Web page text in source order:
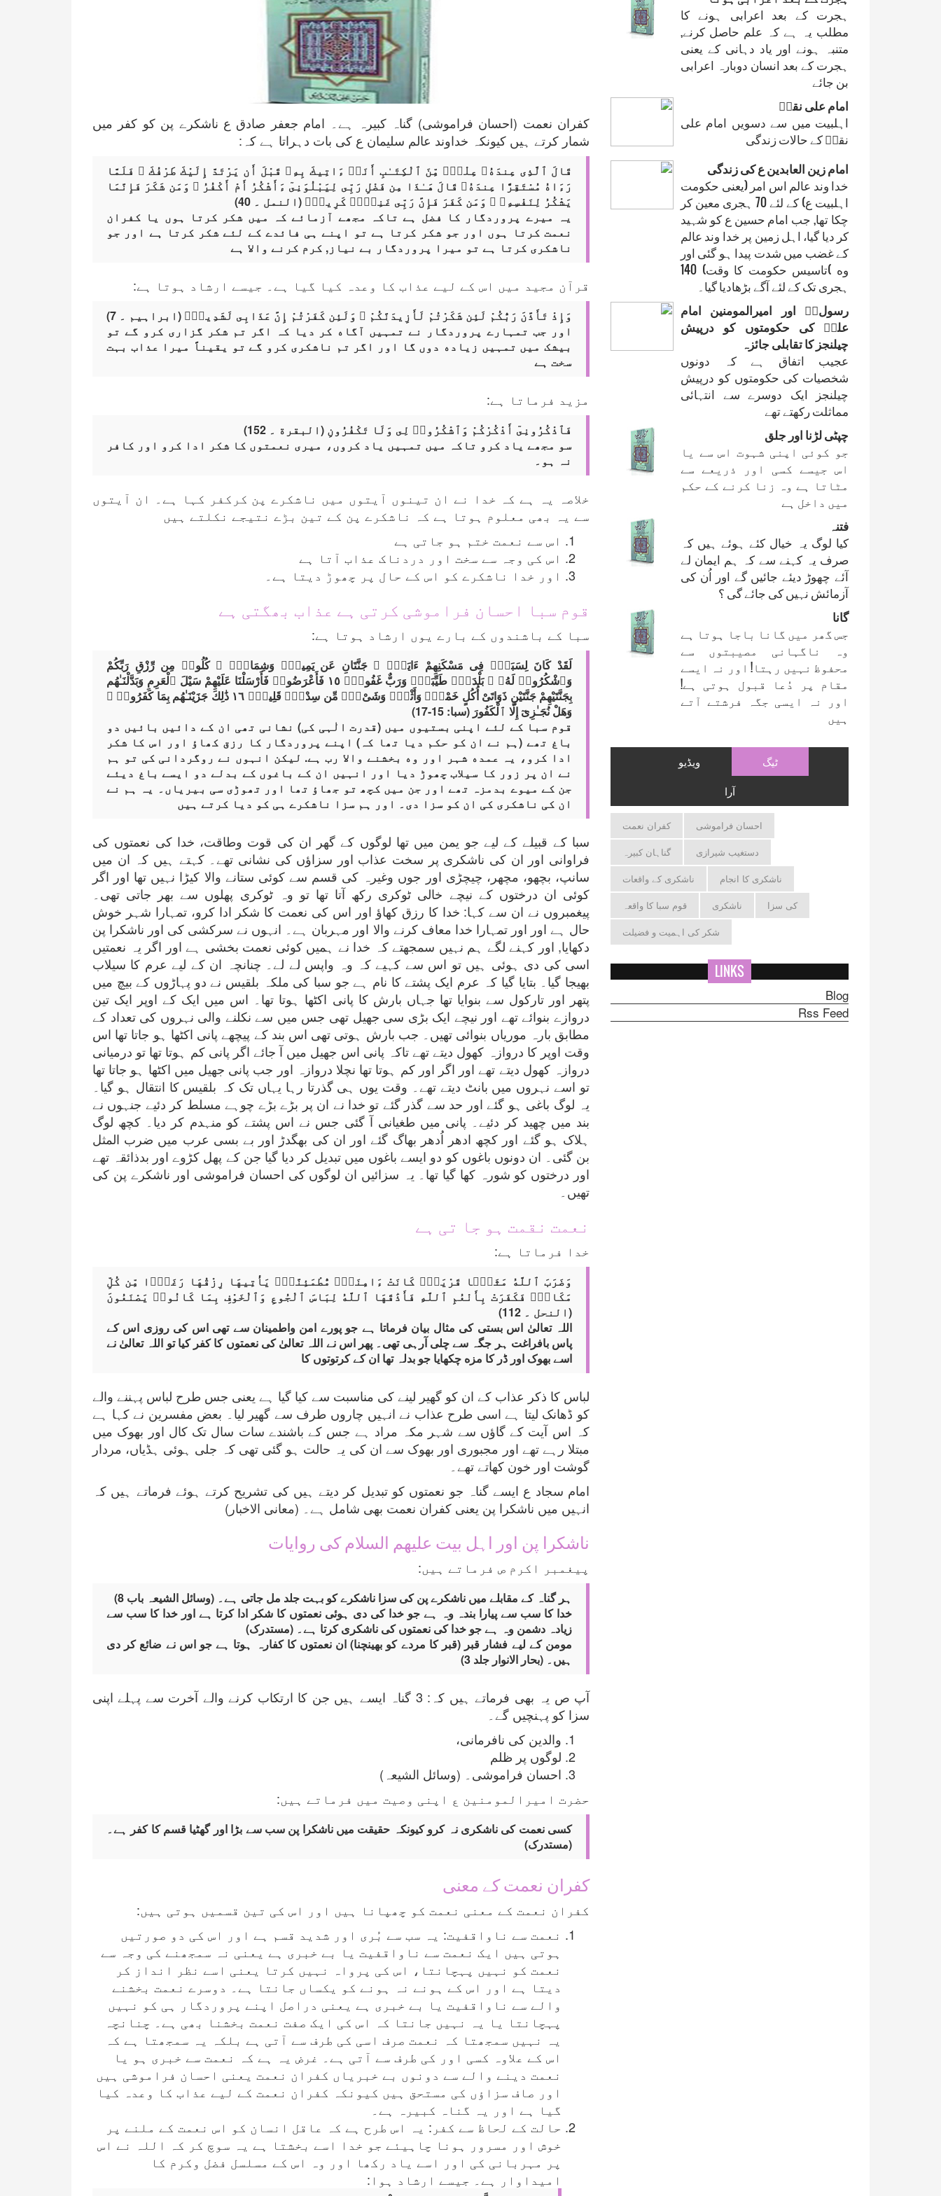
کفران نعمت (احسان فراموشی) گناہ کبیرہ ہے۔ امام جعفر صادق ع ناشکرے پن کو کفر میں
شمار کرتے ہیں کیونکہ خداوند عالم سلیمان ع کی بات دہراتا ہے کہ:
قَالَ ٱلَّذِى عِندَهُۥ عِلْمٌۭ مِّنَ ٱلْكِتَـٰبِ أَنَا۠ ءَاتِيكَ بِهِۦ قَبْلَ أَن يَرْتَدَّ إِلَيْكَ طَرْفُكَ ۚ فَلَمَّا
رَءَاهُ مُسْتَقِرًّا عِندَهُۥ قَالَ هَـٰذَا مِن فَضْلِ رَبِّى لِيَبْلُوَنِىٓ ءَأَشْكُرُ أَمْ أَكْفُرُ ۖ وَمَن شَكَرَ فَإِنَّمَا
يَشْكُرُ لِنَفْسِهِۦ ۖ وَمَن كَفَرَ فَإِنَّ رَبِّى غَنِىٌّۭ كَرِيمٌۭ (النمل ۔ 40)
یہ میرے پروردگار کا فضل ہے تاکہ مجھے آزمائے کہ میں شکر کرتا ہوں یا کفران
نعمت کرتا ہوں اور جو شکر کرتا ہے تو اپنے ہی فائدے کے لئے شکر کرتا ہے اور جو
ناشکری کرتا ہے تو میرا پروردگار بے نیاز, کرم کرنے والا ہے
قرآن مجید میں اس کے لیے عذاب کا وعدہ کیا گیا ہے۔ جیسے ارشاد ہوتا ہے:
وَإِذْ تَأَذَّنَ رَبُّكُمْ لَئِن شَكَرْتُمْ لَأَزِيدَنَّكُمْ ۖ وَلَئِن كَفَرْتُمْ إِنَّ عَذَابِى لَشَدِيدٌۭ (ابراہیم ۔ 7)
اور جب تمہارے پروردگار نے تمہیں آگاه کر دیا کہ اگر تم شکر گزاری کرو گے تو
بیشک میں تمہیں زیاده دوں گا اور اگر تم ناشکری کرو گے تو یقیناً میرا عذاب بہت
سخت ہے
مزید فرماتا ہے:
فَٱذْكُرُونِىٓ أَذْكُرْكُمْ وَٱشْكُرُوا۟ لِى وَلَا تَكْفُرُونِ (البقرة ۔ 152)
سو مجھے یاد کرو تاکہ میں تمہیں یاد کروں، میری نعمتوں کا شکر ادا کرو اور کافر
نہ ہو۔
خلاصہ یہ ہے کہ خدا نے ان تینوں آیتوں میں ناشکرے پن کرکفر کہا ہے۔ ان آیتوں
سے یہ بھی معلوم ہوتا ہے کہ ناشکرے پن کے تین بڑے نتیجے نکلتے ہیں
اس سے نعمت ختم ہو جاتی ہے
اس کی وجہ سے سخت اور دردناک عذاب آتا ہے
اور خدا ناشکرے کو اس کے حال پر چھوڑ دیتا ہے۔
قوم سبا احسان فراموشی کرتی ہے عذاب بھگتی ہے
سبا کے باشندوں کے بارے یوں ارشاد ہوتا ہے:
لَقَدْ كَانَ لِسَبَإٍۢ فِى مَسْكَنِهِمْ ءَايَةٌۭ ۖ جَنَّتَانِ عَن يَمِينٍۢ وَشِمَالٍۢ ۖ كُلُوا۟ مِن رِّزْقِ رَبِّكُمْ
وَٱشْكُرُوا۟ لَهُۥ ۚ بَلْدَةٌۭ طَيِّبَةٌۭ وَرَبٌّ غَفُورٌۭ ١٥ فَأَعْرَضُوا۟ فَأَرْسَلْنَا عَلَيْهِمْ سَيْلَ ٱلْعَرِمِ وَبَدَّلْنَـٰهُم
بِجَنَّتَيْهِمْ جَنَّتَيْنِ ذَوَاتَىْ أُكُلٍ خَمْطٍۢ وَأَثْلٍۢ وَشَىْءٍۢ مِّن سِدْرٍۢ قَلِيلٍۢ ١٦ ذَٰلِكَ جَزَيْنَـٰهُم بِمَا كَفَرُوا۟ ۖ
وَهَلْ نُجَـٰزِىٓ إِلَّا ٱلْكَفُورَ (سبا: 15-17)
قوم سبا کے لئے اپنی بستیوں میں (قدرت الٰہی کی) نشانی تھی ان کے دائیں بائیں دو
باغ تھے (ہم نے ان کو حکم دیا تھا کہ) اپنے پروردگار کا رزق کھاؤ اور اس کا شکر
ادا کرو، یہ عمده شہر اور وه بخشنے واﻻ رب ہے. لیکن انہوں نے روگردانی کی تو ہم
نے ان پر زور کا سیلاب چھوڑ دیا اور انہیں ان کے باغوں کے بدلے دو ایسے باغ دیئے
جن کے میوے بدمزہ تھے اور جن میں کچھ تو جھاؤ تھا اور تھوڑی سی بیریاں۔ یہ ہم نے
ان کی ناشکری کی ان کو سزا دی۔ اور ہم سزا ناشکرے ہی کو دیا کرتے ہیں
سبا کے قبیلے کے لیے جو یمن میں تھا لوگوں کے گھر ان کی قوت وطاقت، خدا کی نعمتوں کی
فراوانی اور ان کی ناشکری پر سخت عذاب اور سزاؤں کی نشانی تھے۔ کہتے ہیں کہ ان میں
سانپ، بچھو، مچھر، چیچڑی اور جوں وغیرہ کی قسم سے کوئی ستانے والا کیڑا نہیں تھا اور اگر
کوئی ان درختوں کے نیچے خالی ٹوکری رکھ آتا تھا تو وہ ٹوکری پھلوں سے بھر جاتی تھی۔
پیغمبروں نے ان سے کہا: خدا کا رزق کھاؤ اور اس کی نعمت کا شکر ادا کرو، تمہارا شہر خوش
حال ہے اور اور تمہارا خدا معاف کرنے والا اور مہربان ہے۔ انہوں نے سرکشی کی اور ناشکرا پن
دکھایا, اور کہنے لگے ہم نہیں سمجھتے کہ خدا نے ہمیں کوئی نعمت بخشی ہے اور اگر یہ نعمتیں
اسی کی دی ہوئی ہیں تو اس سے کہیے کہ وہ واپس لے لے۔ چنانچہ ان کے لیے عرم کا سیلاب
بھیجا گیا۔ بتایا گیا کہ عرم ایک پشتے کا نام ہے جو سبا کی ملکہ بلقیس نے دو پہاڑوں کے بیچ میں
پتھر اور تارکول سے بنوایا تھا جہاں بارش کا پانی اکٹھا ہوتا تھا۔ اس میں ایک کے اوپر ایک تین
دروازے بنوائے تھے اور نیچے ایک بڑی سی جھیل تھی جس میں سے نکلنے والی نہروں کی تعداد کے
مطابق بارہ موریاں بنوائی تھیں۔ جب بارش ہوتی تھی اس بند کے پیچھے پانی اکٹھا ہو جاتا تھا اس
وقت اوپر کا دروازہ کھول دیتے تھے تاکہ پانی اس جھیل میں آ جائے اگر پانی کم ہوتا تھا تو درمیانی
دروازہ کھول دیتے تھے اور اگر اور کم ہوتا تھا نچلا دروازہ اور جب پانی جھیل میں اکٹھا ہو جاتا تھا
تو اسے نہروں میں بانٹ دیتے تھے۔ وقت یوں ہی گذرتا رہا یہاں تک کہ بلقیس کا انتقال ہو گیا۔
یہ لوگ باغی ہو گئے اور حد سے گذر گئے تو خدا نے ان پر بڑے بڑے چوہے مسلط کر دئیے جنہوں نے
بند میں چھید کر دئیے۔ پانی میں طغیانی آ گئی جس نے اس پشتے کو منہدم کر دیا۔ کچھ لوگ
ہلاک ہو گئے اور کچھ ادھر اُدھر بھاگ گئے اور ان کی بھگدڑ اور بے بسی عرب میں ضرب المثل
بن گئی۔ ان دونوں باغوں کو دو ایسے باغوں میں تبدیل کر دیا گیا جن کے پھل کڑوے اور بدذائقہ تھے
اور درختوں کو شورہ کھا گیا تھا۔ یہ سزائیں ان لوگوں کی احسان فراموشی اور ناشکرے پن کی
تھیں۔
نعمت نقمت ہو جا تی ہے
خدا فرماتا ہے:
وَضَرَبَ ٱللَّهُ مَثَلًۭا قَرْيَةًۭ كَانَتْ ءَامِنَةًۭ مُّطْمَئِنَّةًۭ يَأْتِيهَا رِزْقُهَا رَغَدًۭا مِّن كُلِّ
مَكَانٍۢ فَكَفَرَتْ بِأَنْعُمِ ٱللَّهِ فَأَذَٰقَهَا ٱللَّهُ لِبَاسَ ٱلْجُوعِ وَٱلْخَوْفِ بِمَا كَانُوا۟ يَصْنَعُونَ
(النحل ۔ 112)
اللہ تعالیٰ اس بستی کی مثال بیان فرماتا ہے جو پورے امن واطمینان سے تھی اس کی روزی اس کے
پاس بافراغت ہر جگہ سے چلی آرہی تھی۔ پھر اس نے اللہ تعالیٰ کی نعمتوں کا کفر کیا تو اللہ تعالیٰ نے
اسے بھوک اور ڈر کا مزه چکھایا جو بدلہ تھا ان کے کرتوتوں کا
لباس کا ذکر عذاب کے ان کو گھیر لینے کی مناسبت سے کیا گیا ہے یعنی جس طرح لباس پہننے والے
کو ڈھانک لیتا ہے اسی طرح عذاب نے انہیں چاروں طرف سے گھیر لیا۔ بعض مفسرین نے کہا ہے
کہ اس آیت کے گاؤں سے شہر مکہ مراد ہے جس کے باشندے سات سال تک کال اور بھوک میں
مبتلا رہے تھے اور مجبوری اور بھوک سے ان کی یہ حالت ہو گئی تھی کہ جلی ہوئی ہڈیاں، مردار
گوشت اور خون کھاتے تھے۔
امام سجاد ع ایسے گناہ جو نعمتوں کو تبدیل کر دیتے ہیں کی تشریح کرتے ہوئے فرماتے ہیں کہ
انہیں میں ناشکرا پن یعنی کفران نعمت بھی شامل ہے۔ (معانی الاخبار)
ناشکرا پن اور اہل بیت علیھم السلام کی روایات
پیغمبر اکرم ص فرماتے ہیں:
ہر گناہ کے مقابلے میں ناشکرے پن کی سزا ناشکرے کو بہت جلد مل جاتی ہے۔ (وسائل الشیعہ باب 8)
خدا کا سب سے پیارا بندہ وہ ہے جو خدا کی دی ہوئی نعمتوں کا شکر ادا کرتا ہے اور خدا کا سب سے
زیادہ دشمن وہ ہے جو خدا کی نعمتوں کی ناشکری کرتا ہے۔ (مستدرک)
مومن کے لیے فشار قبر (قبر کا مردے کو بھینچنا) ان نعمتوں کا کفارہ ہوتا ہے جو اس نے ضائع کر دی
ہیں۔ (بحار الانوار جلد 3)
آپ ص یہ بھی فرماتے ہیں کہ: 3 گناہ ایسے ہیں جن کا ارتکاب کرنے والے آخرت سے پہلے اپنی
سزا کو پہنچیں گے۔
والدین کی نافرمانی،
لوگوں پر ظلم
احسان فراموشی۔ (وسائل الشیعہ)
حضرت امیرالمومنین ع اپنی وصیت میں فرماتے ہیں:
کسی نعمت کی ناشکری نہ کرو کیونکہ حقیقت میں ناشکرا پن سب سے بڑا اور گھٹیا قسم کا کفر ہے۔
(مستدرک)
کفران نعمت کے معنی
کفران نعمت کے معنی نعمت کو چھپانا ہیں اور اس کی تین قسمیں ہوتی ہیں:
نعمت سے ناواقفیت: یہ سب سے بُری اور شدید قسم ہے اور اس کی دو صورتیں
ہوتی ہیں ایک نعمت سے ناواقفیت یا بے خبری ہے یعنی نہ سمجھنے کی وجہ سے
نعمت کو نہیں پہچانتا، اس کی پرواہ نہیں کرتا یعنی اسے نظر انداز کر
دیتا ہے اور اس کے ہونے نہ ہونے کو یکساں جانتا ہے۔ دوسرے نعمت بخشنے
والے سے ناواقفیت یا بے خبری ہے یعنی دراصل اپنے پروردگار ہی کو نہیں
پہچانتا یا یہ نہیں جانتا کہ اس کی ایک صفت نعمت بخشنا بھی ہے۔ چنانچہ
یہ نہیں سمجھتا کہ نعمت صرف اسی کی طرف سے آتی ہے بلکہ یہ سمجھتا ہے کہ
اس کے علاوہ کسی اور کی طرف سے آتی ہے۔ غرض یہ ہے کہ نعمت سے خبری ہو یا
نعمت دینے والے سے دونوں بے خبریاں کفران نعمت یعنی احسان فراموشی ہیں
اور صاف سزاؤں کی مستحق ہیں کیونکہ کفران نعمت کے لیے عذاب کا وعدہ کیا
گیا ہے اور یہ گناہ کبیرہ ہے۔
حالت کے لحاظ سے کفر: یہ اس طرح ہے کہ عاقل انسان کو اس نعمت کے ملنے پر
خوش اور مسرور ہونا چاہیئے جو خدا اسے بخشتا ہے یہ سوچ کر کہ اللہ نے اس
پر مہربانی کی اور اسے یاد رکھا اور وہ اس کے مسلسل فضل وکرم کا
امیداوار ہے۔ جیسے ارشاد ہوا:
ہجرت کے بعد اعرابی ہونے کا
مطلب یہ ہے کہ علم حاصل کرنے,
متنبہ ہونے اور یاد دہانی کے یعنی
ہجرت کے بعد انسان دوبارہ اعرابی
بن جائے
امام علی نقیؑ
اہلبیت میں سے دسویں امام علی
نقیؑ کے حالات زندگی
امام زين العابدين ع کی زندگی
خدا وند عالم اس امر (يعنی حکومت
اہلبيت ع) کے لئے 70 ہجری معين کر
چکا تھا, جب امام حسين ع کو شہيد
کر ديا گيا، اہل زمين پر خدا وند عالم
کے غضب ميں شدت پيدا ہو گئی اور
وه )تاسيس حکومت کا وقت) 140
ہجری تک کے لئے آگے بڑھاديا گيا۔
رسولﷲؐ اور امیرالمومنین امام
علیؑ کی حکومتوں کو درپیش
چیلنجز کا تقابلی جائزہ
عجیب اتفاق ہے کہ دونوں
شخصیات کی حکومتوں کو درپیش
چیلنجز ایک دوسرے سے انتہائی
مماثلت رکھتے تھے
چپٹی لڑنا اور جلق
جو کوئی اپنی شہوت اس سے یا
اس جیسے کسی اور ذریعے سے
مٹاتا ہے وہ زنا کرنے کے حکم
میں داخل ہے
فتنہ
کیا لوگ یہ خیال کئے ہوئے ہیں کہ
صرف یہ کہنے سے کہ ہم ایمان لے
آئے چھوڑ دیئے جائیں گے اور اُن کی
آزمائش نہیں کی جائے گی ؟
گانا
جس گھر میں گانا باجا ہوتا ہے
وہ ناگہانی مصیبتوں سے
محفوظ نہیں رہتا! اور نہ ایسے
مقام پر دُعا قبول ہوتی ہے!
اور نہ ایسی جگہ فرشتے آتے
ہیں
ٹیگ
ویڈیو
آرا
کفران نعمت
احسان فراموشی
گناہان کبیرہ
دستغیب شیرازی
ناشکری کے واقعات
ناشکری کا انجام
قوم سبا کا واقعہ
ناشکری
کی سزا
شکر کی اہمیت و فضیلت
LINKS
Blog
Rss Feed